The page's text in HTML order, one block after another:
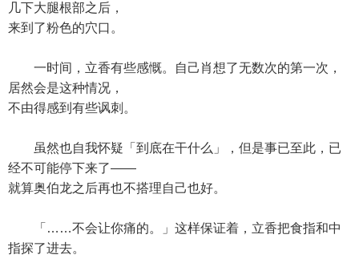
几下大腿根部之后，
来到了粉色的穴口。
一时间，立香有些感慨。自己肖想了无数次的第一次，
居然会是这种情况，
不由得感到有些讽刺。
虽然也自我怀疑「到底在干什么」，但是事已至此，已
经不可能停下来了——
就算奥伯龙之后再也不搭理自己也好。
「……不会让你痛的。」这样保证着，立香把食指和中
指探了进去。